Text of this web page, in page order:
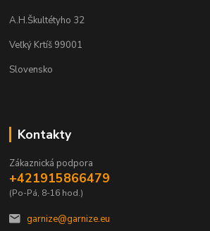
A.H.Škultétyho 32
Veľký Krtíš 99001
Slovensko
Kontakty
Zákaznická podpora
+421915866479
(Po-Pá, 8-16 hod.)
garnize@garnize.eu